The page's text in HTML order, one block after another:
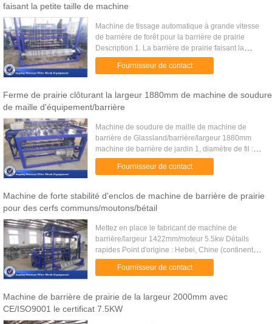
faisant la petite taille de machine
Machine de tissage automatique à grande vitesse
de barrière de forêt pour la barrière de prairie
Description 1. La barrière de prairie faisant la
machine, également connue sous le nom de
machine d'enclos est la ...
Fournisseur de contact
Ferme de prairie clôturant la largeur 1880mm de machine de soudure
de maille d'équipement/barrière
Machine de soudure de maille de machine de
barrière de Glassland/barrière/largeur 1880mm
machine de barrière de jardin 1, diamètre de fil :
2.5-6mm 2, largeur : 1880mm 3, ouverture de
maille : 50x50-300x300 ...
Fournisseur de contact
Machine de forte stabilité d'enclos de machine de barrière de prairie
pour des cerfs communs/moutons/bétail
Mettez en place le fabricant de machine de
barrière/largeur 1422mm/moteur 5.5kw Détails
rapides Point d'origine : Hebei, Chine (continent)
Marque : JG Numéro de type : JGDHW-004
Service après-vente fourni : ...
Fournisseur de contact
Machine de barrière de prairie de la largeur 2000mm avec
CE/ISO9001 le certificat 7.5KW